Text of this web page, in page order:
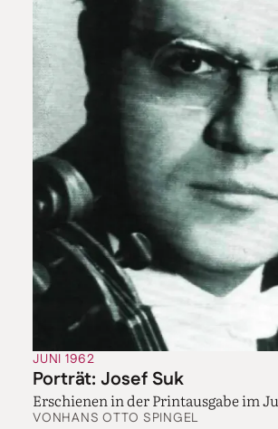
JUNI 1962
Porträt: Josef Suk
Erschienen in der Printausgabe im
VONHANS OTTO SPINGEL